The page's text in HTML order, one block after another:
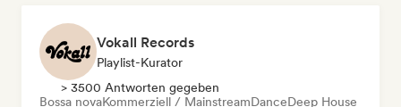
Vokall Records
Playlist-Kurator
> 3500 Antworten gegeben
Bossa novaKommerziell / MainstreamDanceDeep House